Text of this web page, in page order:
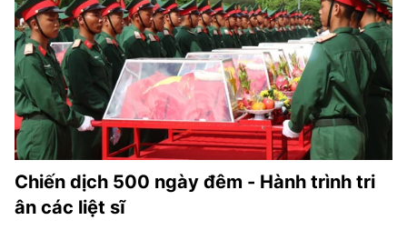
Chiến dịch 500 ngày đêm - Hành trình tri
ân các liệt sĩ